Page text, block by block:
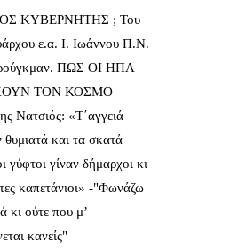
ΚΥΒΕΡΝΗΤΗΣ ; Του
ε.α. Ι. Ιωάννου Π.Ν.
ΠΩΣ ΟΙ ΗΠΑ
ΤΟΝ ΚΟΣΜΟ
Νατσιός: «Τ΄αγγειά
θυμιατά και τα σκατά
γύφτοι γίναν δήμαρχοι κι
καπετάνιοι» -"Φωνάζω
κι ούτε που μ’
κανείς"